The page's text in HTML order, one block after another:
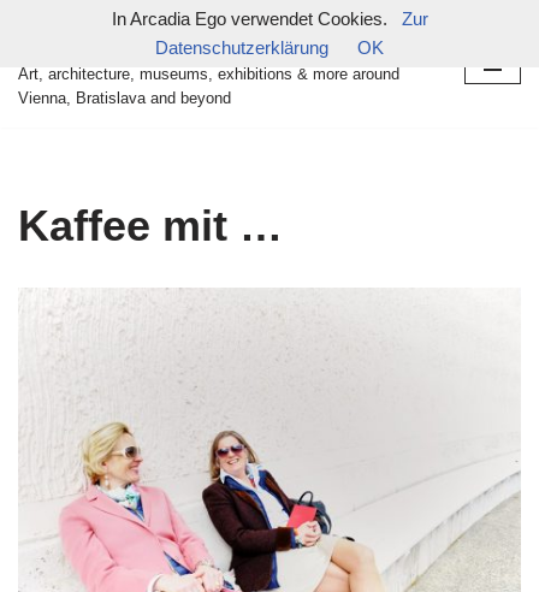
Zum
Inhalt
in arcadia ego
Art, architecture, museums, exhibitions & more around
Vienna, Bratislava and beyond
Kaffee mit …
In Arcadia Ego verwendet Cookies.
Zur
Datenschutzerklärung
OK